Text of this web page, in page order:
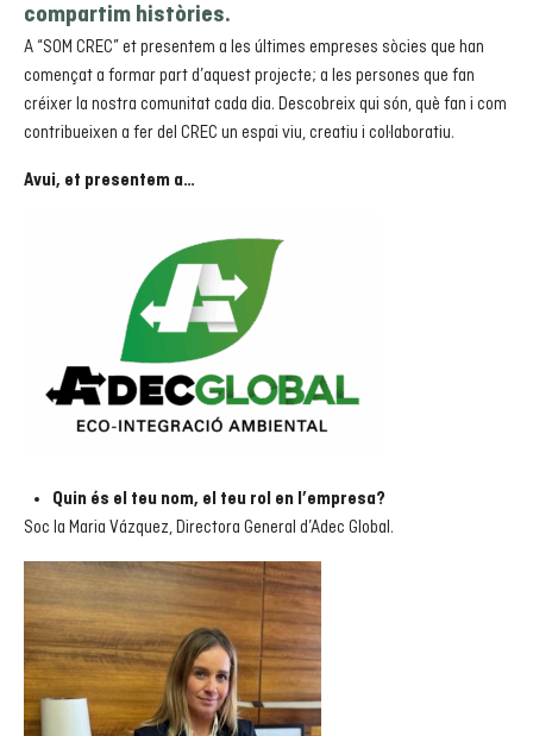
compartim històries.
A “SOM CREC” et presentem a les últimes empreses sòcies que han
començat a formar part d’aquest projecte; a les persones que fan
créixer la nostra comunitat cada dia. Descobreix qui són, què fan i com
contribueixen a fer del CREC un espai viu, creatiu i col·laboratiu.
Avui, et presentem a…
Quin és el teu nom, el teu rol en l’empresa?
Soc la Maria Vázquez, Directora General d’Adec Global.